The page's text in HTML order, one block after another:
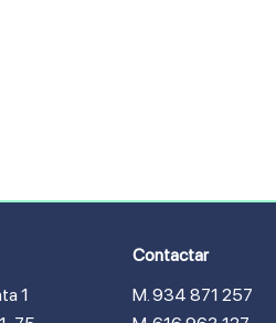
1
Contactar
M. 934 871 257